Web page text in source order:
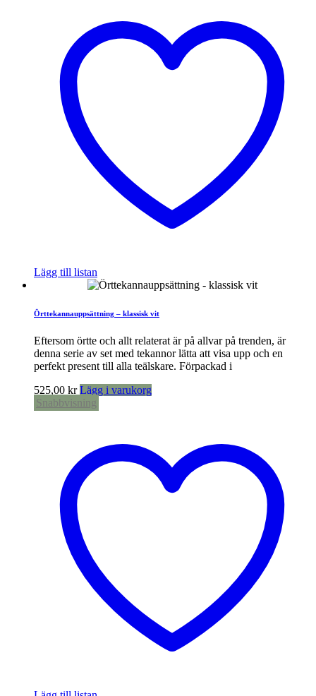
Lägg till listan
Örttekannauppsättning – klassisk vit
Eftersom örtte och allt relaterat är på allvar på trenden, är
denna serie av set med tekannor lätta att visa upp och en
perfekt present till alla teälskare. Förpackad i
525,00 kr Lägg i varukorg
Snabbvisning